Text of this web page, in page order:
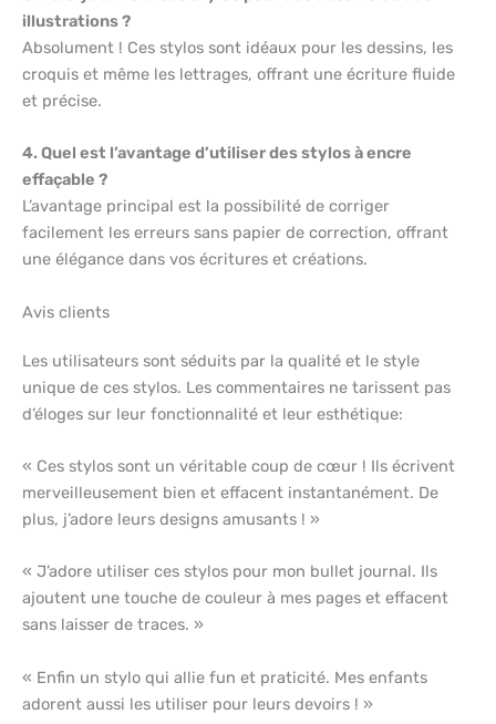
illustrations ?
Absolument ! Ces stylos sont idéaux pour les dessins, les
croquis et même les lettrages, offrant une écriture fluide
et précise.
4. Quel est l’avantage d’utiliser des stylos à encre
effaçable ?
L’avantage principal est la possibilité de corriger
facilement les erreurs sans papier de correction, offrant
une élégance dans vos écritures et créations.
Avis clients
Les utilisateurs sont séduits par la qualité et le style
unique de ces stylos. Les commentaires ne tarissent pas
d’éloges sur leur fonctionnalité et leur esthétique:
« Ces stylos sont un véritable coup de cœur ! Ils écrivent
merveilleusement bien et effacent instantanément. De
plus, j’adore leurs designs amusants ! »
« J’adore utiliser ces stylos pour mon bullet journal. Ils
ajoutent une touche de couleur à mes pages et effacent
sans laisser de traces. »
« Enfin un stylo qui allie fun et praticité. Mes enfants
adorent aussi les utiliser pour leurs devoirs ! »